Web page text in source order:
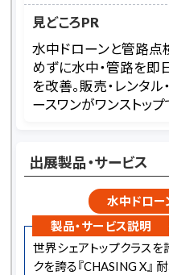
見どころPR
水中ドローンと管路点
めずに水中・管路を即
を改善。販売・レンタ
ースワンがワンストップ
出展製品・サービス
水中ドロー
製品・サービス説明
世界シェアトップクラスを
クを誇る『CHASING X』